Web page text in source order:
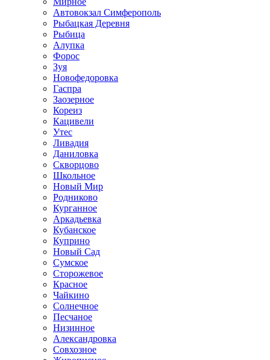
Автовокзал Симферополь
Рыбацкая Деревня
Рыбица
Алупка
Форос
Зуя
Новофедоровка
Гаспра
Заозерное
Кореиз
Кацивели
Утес
Ливадия
Даниловка
Скворцово
Школьное
Новый Мир
Родниково
Курганное
Аркадьевка
Кубанское
Куприно
Новый Сад
Сумское
Сторожевое
Красное
Чайкино
Солнечное
Песчаное
Низинное
Александровка
Совхозное